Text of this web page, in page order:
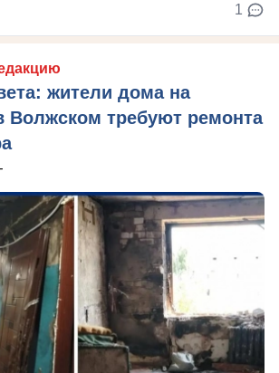
1
жители дома на
Волжском требуют ремонта